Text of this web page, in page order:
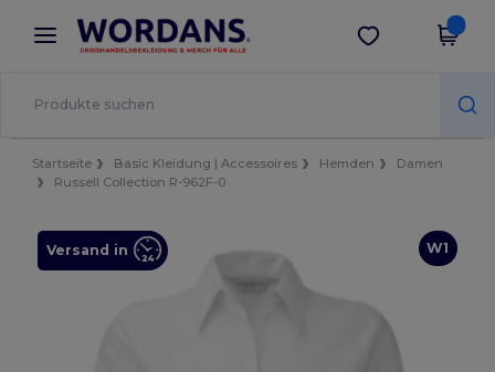
× Wordans App
Bessere Preise in der App!
App holen
Startseite Basic Kleidung | Accessoires Hemden
Damen
Russell Collection R-962F-0
W1
Versand in